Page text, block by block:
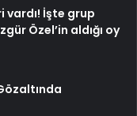
İşte grup
Özel’in aldığı oy